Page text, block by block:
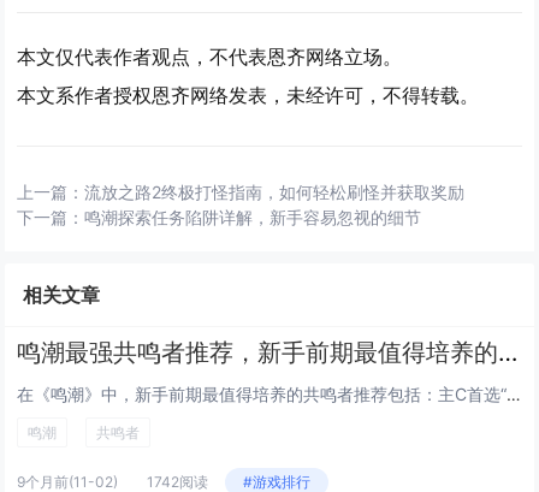
本文仅代表作者观点，不代表恩齐网络立场。
本文系作者授权恩齐网络发表，未经许可，不得转载。
上一篇：流放之路2终极打怪指南，如何轻松刷怪并获取奖励
下一篇：鸣潮探索任务陷阱详解，新手容易忽视的细节
相关文章
鸣潮最强共鸣者推荐，新手前期最值得培养的角色
在《鸣潮》中，新手前期最值得培养的共鸣者推荐包括：主C首选“焰心”莉亚，拥有高爆发火元素伤害，技能连贯易上手；副C推荐“...
鸣潮 共鸣者
9个月前(11-02) 1742阅读 #游戏排行